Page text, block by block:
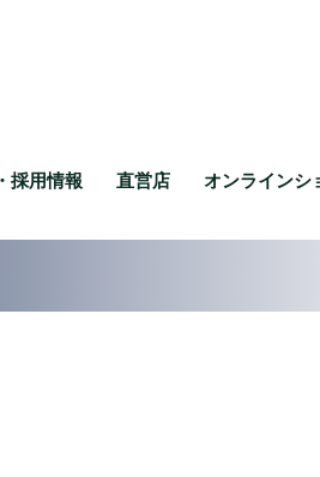
採用情報 直営店 オンラインシ